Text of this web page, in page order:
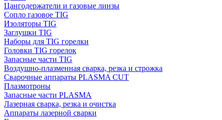
Цангодержатели и газовые линзы
Сопло газовое TIG
Изоляторы TIG
Заглушки TIG
Наборы для TIG горелки
Головки TIG горелок
Запасные части TIG
Воздушно-плазменная сварка, резка и строжка
Сварочные аппараты PLASMA CUT
Плазмотроны
Запасные части PLASMA
Лазерная сварка, резка и очистка
Аппараты лазерной сварки